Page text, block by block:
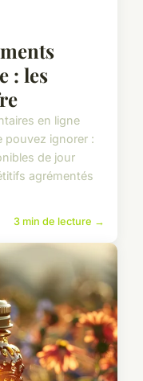
: les
en ligne
pouvez ignorer :
de jour
agrémentés
3 min de lecture →